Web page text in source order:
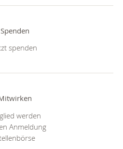
Spenden
spenden
werden
Anmeldung